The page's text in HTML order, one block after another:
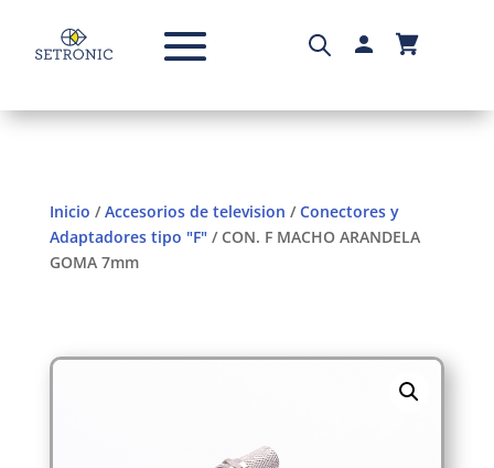
Inicio /Accesorios de television /Conectores y
Adaptadores tipo "F"/ CON. F MACHO ARANDELA
GOMA 7mm